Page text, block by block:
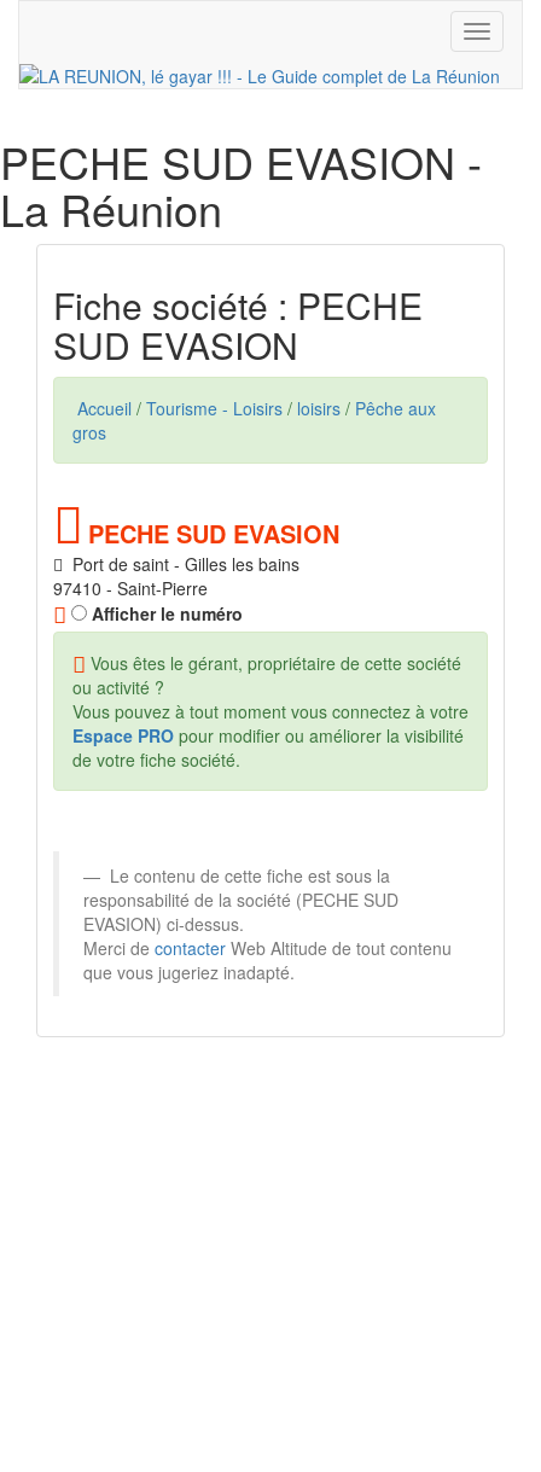
Toggle
PECHE SUD EVASION -
La Réunion
Fiche société : PECHE
SUD EVASION
Accueil / Tourisme - Loisirs / loisirs / Pêche aux
gros
PECHE SUD EVASION
Port de saint - Gilles les bains
97410 - Saint-Pierre
Afficher le numéro
Vous êtes le gérant, propriétaire de cette société
ou activité ?
Vous pouvez à tout moment vous connectez à votre
Espace PRO pour modifier ou améliorer la visibilité
de votre fiche société.
Le contenu de cette fiche est sous la
responsabilité de la société (PECHE SUD
EVASION) ci-dessus.
Merci de contacter Web Altitude de tout contenu
que vous jugeriez inadapté.